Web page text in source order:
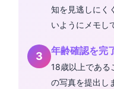
知を見逃しにく
いようにメモし
年齢確認を完
18歳以上である
の写真を提出し